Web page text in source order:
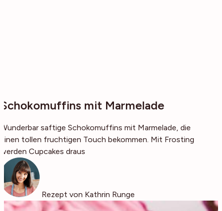
Schokomuffins mit Marmelade
Wunderbar saftige Schokomuffins mit Marmelade, die
einen tollen fruchtigen Touch bekommen. Mit Frosting
werden Cupcakes draus
Rezept von Kathrin Runge